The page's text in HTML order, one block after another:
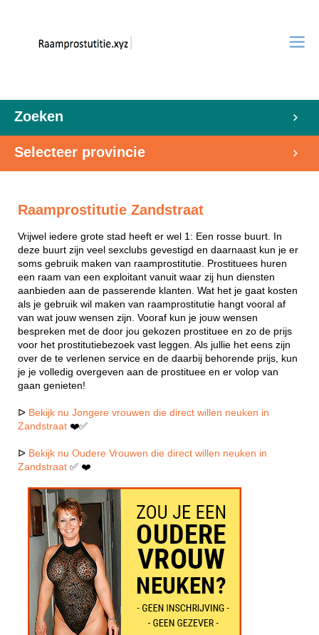
Zoeken
Selecteer provincie
Raamprostitutie Zandstraat
Vrijwel iedere grote stad heeft er wel 1: Een rosse buurt. In
deze buurt zijn veel sexclubs gevestigd en daarnaast kun je er
soms gebruik maken van raamprostitutie. Prostituees huren
een raam van een exploitant vanuit waar zij hun diensten
aanbieden aan de passerende klanten. Wat het je gaat kosten
als je gebruik wil maken van raamprostitutie hangt vooral af
van wat jouw wensen zijn. Vooraf kun je jouw wensen
bespreken met de door jou gekozen prostituee en zo de prijs
voor het prostitutiebezoek vast leggen. Als jullie het eens zijn
over de te verlenen service en de daarbij behorende prijs, kun
je je volledig overgeven aan de prostituee en er volop van
gaan genieten!
ᐅ Bekijk nu Jongere vrouwen die direct willen neuken in
Zandstraat ❤️✅
ᐅ Bekijk nu Oudere Vrouwen die direct willen neuken in
Zandstraat ✅ ❤️